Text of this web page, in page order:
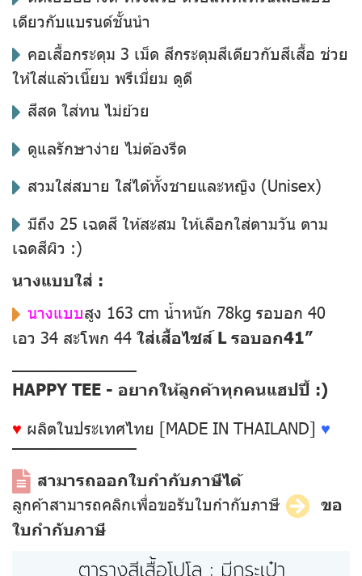
เดียวกับแบรนด์ชั้นนำ
คอเสื้อกระดุม 3 เม็ด สีกระดุมสีเดียวกับสีเสื้อ ช่วย
ให้ใส่แล้วเนี๊ยบ พรีเมี่ยม ดูดี
สีสด ใส่ทน ไม่ย้วย
ดูแลรักษาง่าย ไม่ต้องรีด
สวมใส่สบาย ใส่ได้ทั้งชายและหญิง (Unisex)
มีถึง 25 เฉดสี ให้สะสม ให้เลือกใส่ตามวัน ตาม
เฉดสีผิว :)
นางแบบใส่ :
นางแบบสูง 163 cm น้ำหนัก 78kg รอบอก 40
เอว 34 สะโพก 44 ใส่เสื้อไซส์ L รอบอก41”
––––––––––––––
HAPPY TEE - อยากให้ลูกค้าทุกคนแฮปปี้ :)
♥ ผลิตในประเทศไทย [MADE IN THAILAND] ♥
––––––––––––––
สามารถออกใบกำกับภาษีได้
ลูกค้าสามารถคลิกเพื่อขอรับใบกำกับภาษี
ขอ
ใบกำกับภาษี